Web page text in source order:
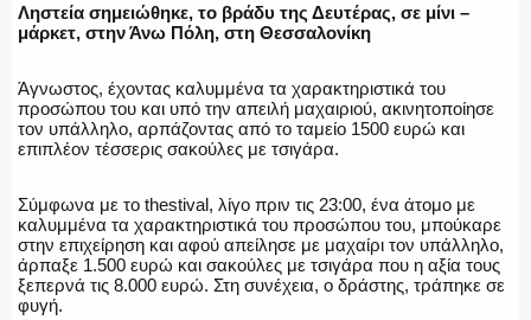
ΕΝΟΠΛΕΣ ΔΥΝΑΜΕΙΣ
Ληστεία σημειώθηκε, το βράδυ της Δευτέρας, σε μίνι –
μάρκετ, στην Άνω Πόλη, στη Θεσσαλονίκη
Άγνωστος, έχοντας καλυμμένα τα χαρακτηριστικά του
προσώπου του και υπό την απειλή μαχαιριού, ακινητοποίησε
τον υπάλληλο, αρπάζοντας από το ταμείο 1500 ευρώ και
επιπλέον τέσσερις σακούλες με τσιγάρα.
Σύμφωνα με το thestival, λίγο πριν τις 23:00, ένα άτομο με
καλυμμένα τα χαρακτηριστικά του προσώπου του, μπούκαρε
στην επιχείρηση και αφού απείλησε με μαχαίρι τον υπάλληλο,
άρπαξε 1.500 ευρώ και σακούλες με τσιγάρα που η αξία τους
ξεπερνά τις 8.000 ευρώ. Στη συνέχεια, ο δράστης, τράπηκε σε
φυγή.